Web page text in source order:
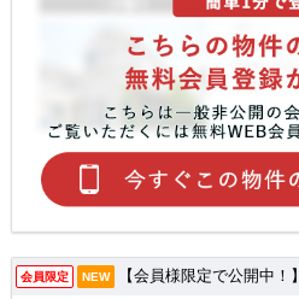
会員限定 NEW 【会員様限定で公開中！】